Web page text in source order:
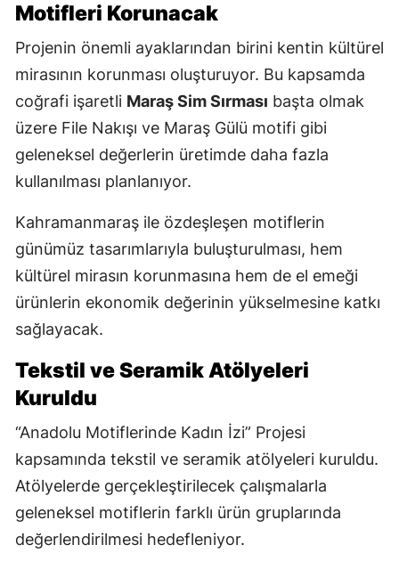
Motifleri Korunacak
Projenin önemli ayaklarından birini kentin kültürel
mirasının korunması oluşturuyor. Bu kapsamda
coğrafi işaretli Maraş Sim Sırması başta olmak
üzere File Nakışı ve Maraş Gülü motifi gibi
geleneksel değerlerin üretimde daha fazla
kullanılması planlanıyor.
Kahramanmaraş ile özdeşleşen motiflerin
günümüz tasarımlarıyla buluşturulması, hem
kültürel mirasın korunmasına hem de el emeği
ürünlerin ekonomik değerinin yükselmesine katkı
sağlayacak.
Tekstil ve Seramik Atölyeleri
Kuruldu
“Anadolu Motiflerinde Kadın İzi” Projesi
kapsamında tekstil ve seramik atölyeleri kuruldu.
Atölyelerde gerçekleştirilecek çalışmalarla
geleneksel motiflerin farklı ürün gruplarında
değerlendirilmesi hedefleniyor.